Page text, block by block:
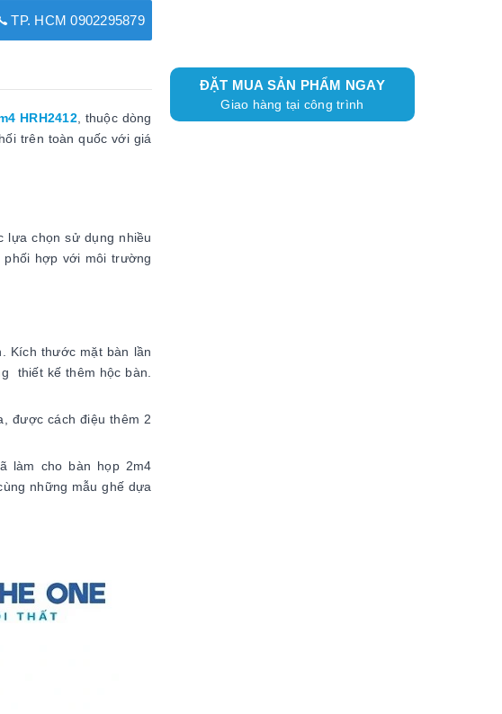
TP. HCM 0902295879
HRH2412, thuộc dòng
trên toàn quốc với giá
lựa chọn sử dụng nhiều
hợp với môi trường
Kích thước mặt bàn lần
thiết kế thêm hộc bàn.
được cách điệu thêm 2
làm cho bàn họp 2m4
những mẫu ghế dựa
ĐẶT MUA SẢN PHẨM NGAY
Giao hàng tại công trình